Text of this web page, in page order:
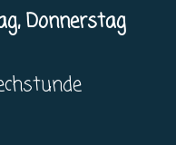
Donnerstag